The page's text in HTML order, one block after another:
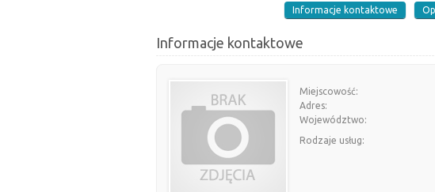
Informacje kontaktowe
Informacje kontaktowe
Miejscowość:
Adres:
Województwo:
Rodzaje usług: